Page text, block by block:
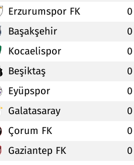
Erzurumspor FK 0
Başakşehir 0
Kocaelispor 0
Beşiktaş 0
Eyüpspor 0
Galatasaray 0
Çorum FK 0
Gaziantep FK 0